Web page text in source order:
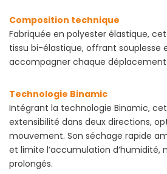
Composition technique
Fabriquée en polyester élastique,
tissu bi-élastique, offrant souplesse
accompagner chaque
Technologie Binamic
Intégrant la technologie Binamic,
extensibilité dans deux directions,
mouvement. Son séchage rapide
et limite l’accumulation d’humidité,
prolongés.